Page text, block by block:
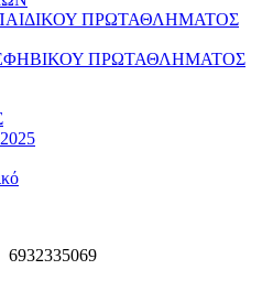
ΠΡΩΤΑΘΛΗΜΑΤΟΣ
ΠΡΩΤΑΘΛΗΜΑΤΟΣ
6932335069